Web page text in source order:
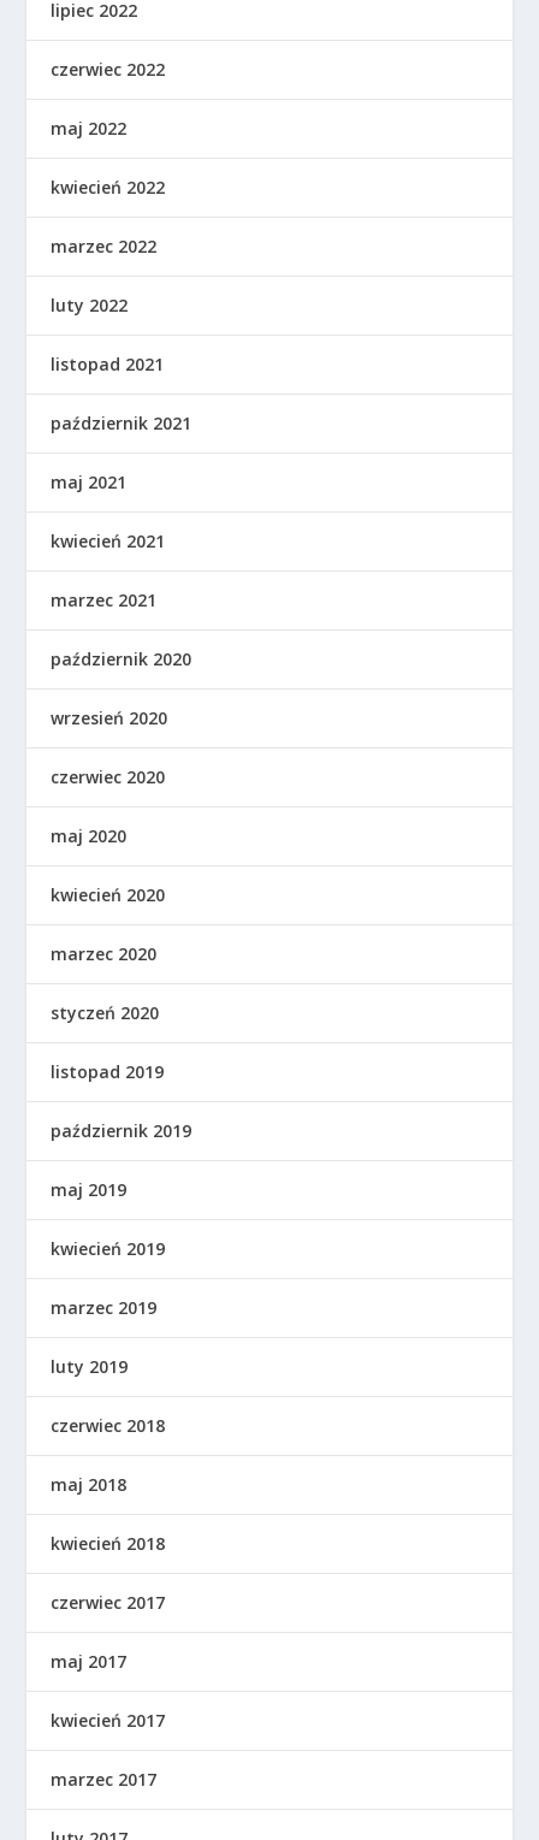
lipiec 2022
czerwiec 2022
maj 2022
kwiecień 2022
marzec 2022
luty 2022
listopad 2021
październik 2021
maj 2021
kwiecień 2021
marzec 2021
październik 2020
wrzesień 2020
czerwiec 2020
maj 2020
kwiecień 2020
marzec 2020
styczeń 2020
listopad 2019
październik 2019
maj 2019
kwiecień 2019
marzec 2019
luty 2019
czerwiec 2018
maj 2018
kwiecień 2018
czerwiec 2017
maj 2017
kwiecień 2017
marzec 2017